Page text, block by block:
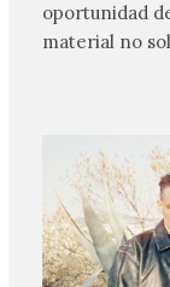
oportunidad
material no